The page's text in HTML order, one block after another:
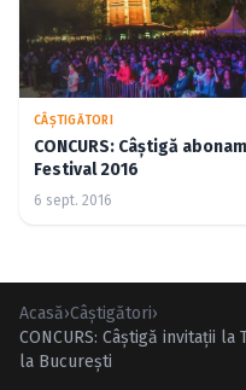
CÂŞTIGĂTORI
CONCURS: Câştigă
Festival 2016
6 sept. 2016
Acasă›Câştigători›
CONCURS: Câştigă invitaţii
la Bucureşti